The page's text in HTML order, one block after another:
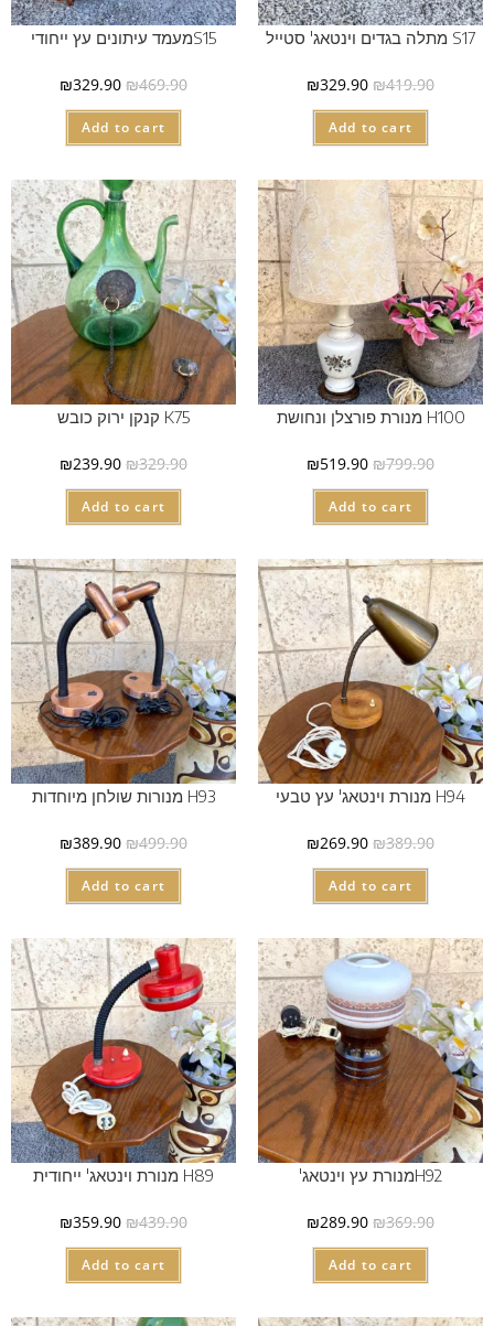
S17 מתלה בגדים וינטאג' סטייל
₪419.90
₪329.90
Add to cart
S15מעמד עיתונים עץ ייחודי
₪469.90
₪329.90
Add to cart
H100 מנורת פורצלן ונחושת
₪799.90
₪519.90
Add to cart
K75 קנקן ירוק כובש
₪329.90
₪239.90
Add to cart
H94 מנורת וינטאג' עץ טבעי
₪389.90
₪269.90
Add to cart
H93 מנורות שולחן מיוחדות
₪499.90
₪389.90
Add to cart
H92מנורת עץ וינטאג'
₪369.90
₪289.90
Add to cart
H89 מנורת וינטאג' ייחודית
₪439.90
₪359.90
Add to cart